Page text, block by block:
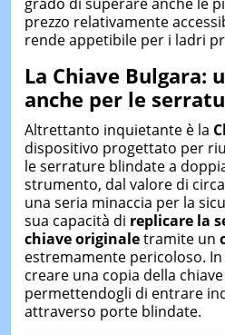
prezzo relativamente
rende appetibile per i ladri
La Chiave Bulgara:
anche per le
Altrettanto inquietante è la
dispositivo progettato per
le serrature blindate a
strumento, dal valore di
una seria minaccia per la
sua capacità di replicare la
chiave originaletramite un
estremamente pericoloso.
creare una copia della
permettendogli di entrare
attraverso porte blindate.